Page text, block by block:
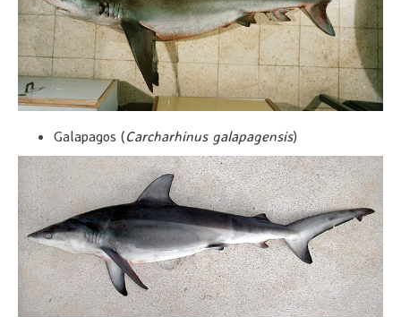
Galapagos (Carcharhinus galapagensis)